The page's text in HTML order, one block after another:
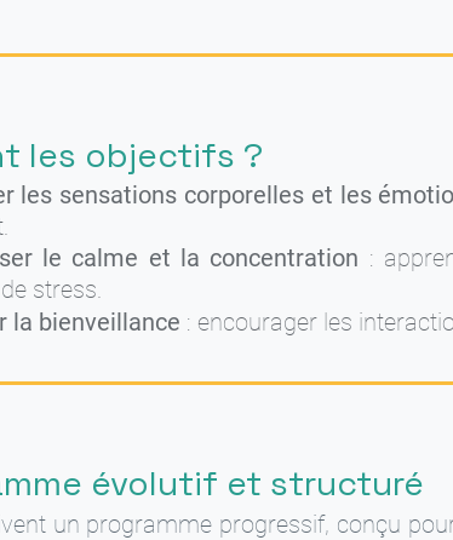
les objectifs ?
les sensations corporelles et les
le calme et la concentration :
stress.
la bienveillance : encourager les
évolutif et structuré
un programme progressif, conçu